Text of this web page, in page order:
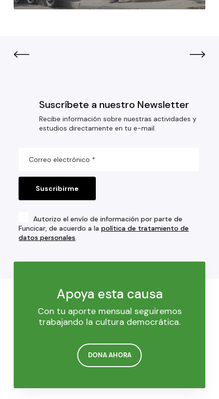
Suscríbete a nuestro Newsletter
Recibe información sobre nuestras actividades y
estudios directamente en tu e-mail.
Autorizo el envío de información por parte de
Funcicar, de acuerdo a lapolítica de tratamiento de
datos personales.
Apoya esta causa
Con tu aporte mensual seguiremos
trabajando la cultura democrática.
DONA AHORA